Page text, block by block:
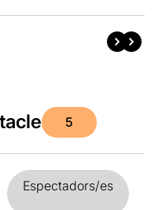
5
Espectadors/es